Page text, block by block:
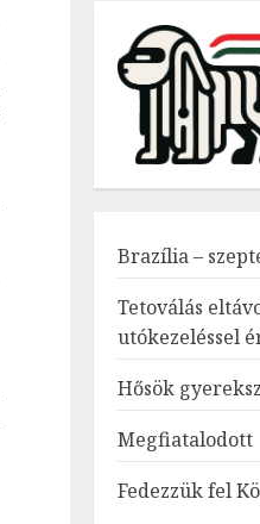
Brazília –
Tetoválás
utókezeléssel
Hősök
Megfiatalodott
Fedezzük fel